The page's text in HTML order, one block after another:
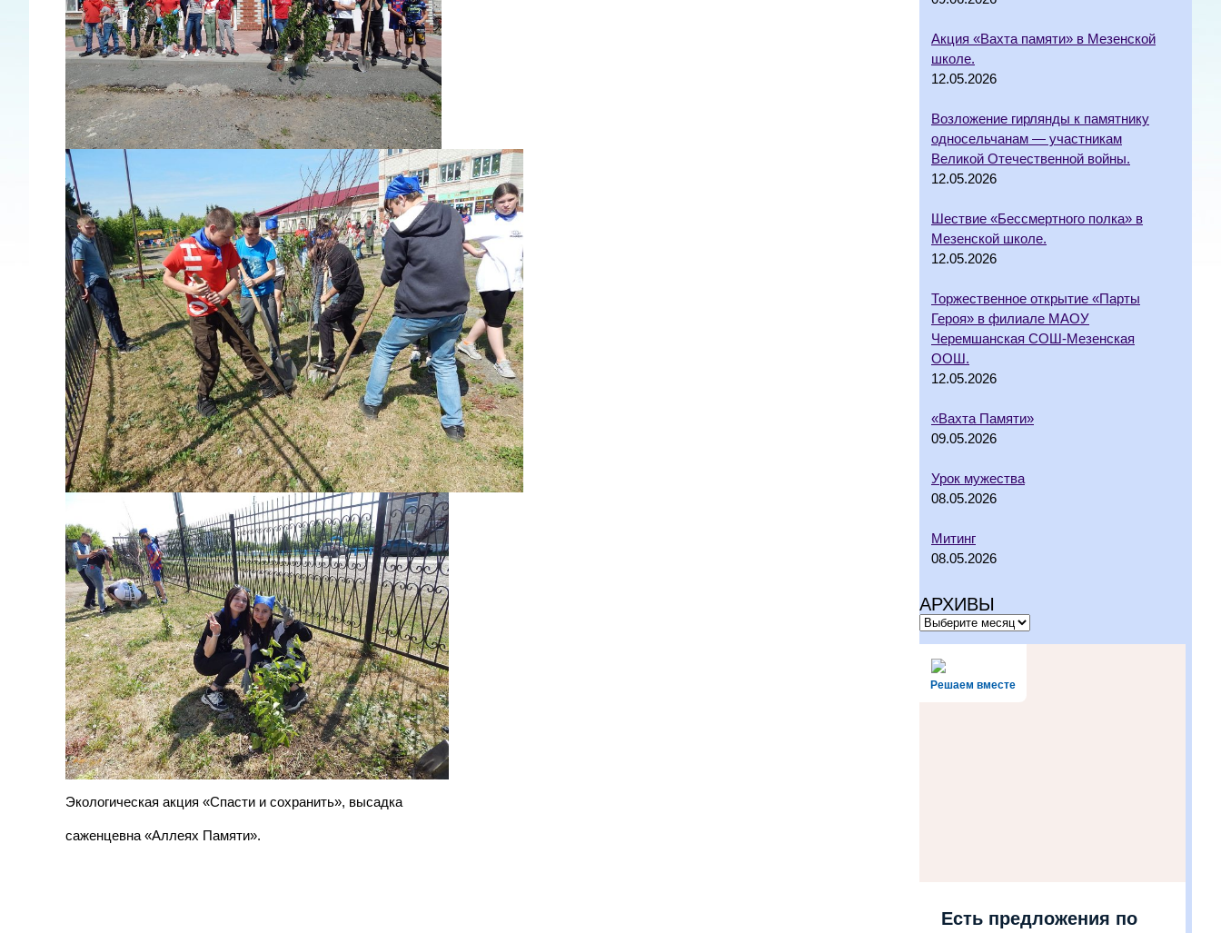
Акция «Вахта памяти» в Мезенской
школе.
12.05.2026
Возложение гирлянды к памятнику
односельчанам — участникам
Великой Отечественной войны.
12.05.2026
Шествие «Бессмертного полка» в
Мезенской школе.
12.05.2026
Торжественное открытие «Парты
Героя» в филиале МАОУ
Черемшанская СОШ-Мезенская
ООШ.
12.05.2026
«Вахта Памяти»
09.05.2026
Урок мужества
08.05.2026
Митинг
08.05.2026
АРХИВЫ
Решаем вместе
Есть предложения по
Экологическая акция «Спасти и сохранить», высадка
саженцевна «Аллеях Памяти».